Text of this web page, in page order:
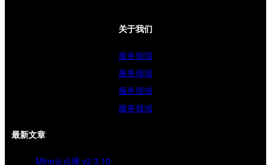
关于我们
服务领域
服务领域
服务领域
服务领域
最新文章
Mine云点播 v2.3.10